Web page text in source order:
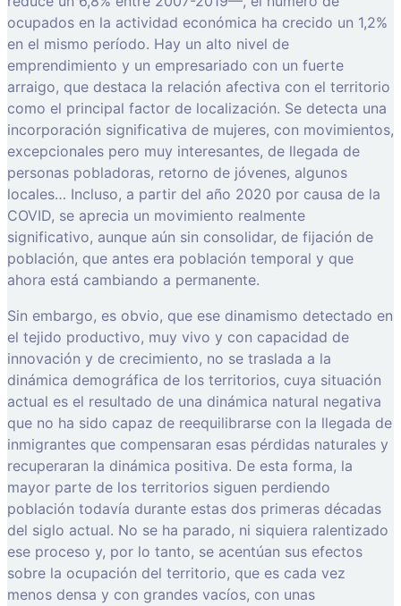
ocupados en la actividad económica ha crecido un 1,2%
en el mismo período. Hay un alto nivel de
emprendimiento y un empresariado con un fuerte
arraigo, que destaca la relación afectiva con el territorio
como el principal factor de localización. Se detecta una
incorporación significativa de mujeres, con movimientos,
excepcionales pero muy interesantes, de llegada de
personas pobladoras, retorno de jóvenes, algunos
locales… Incluso, a partir del año 2020 por causa de la
COVID, se aprecia un movimiento realmente
significativo, aunque aún sin consolidar, de fijación de
población, que antes era población temporal y que
ahora está cambiando a permanente.
Sin embargo, es obvio, que ese dinamismo detectado en
el tejido productivo, muy vivo y con capacidad de
innovación y de crecimiento, no se traslada a la
dinámica demográfica de los territorios, cuya situación
actual es el resultado de una dinámica natural negativa
que no ha sido capaz de reequilibrarse con la llegada de
inmigrantes que compensaran esas pérdidas naturales y
recuperaran la dinámica positiva. De esta forma, la
mayor parte de los territorios siguen perdiendo
población todavía durante estas dos primeras décadas
del siglo actual. No se ha parado, ni siquiera ralentizado
ese proceso y, por lo tanto, se acentúan sus efectos
sobre la ocupación del territorio, que es cada vez
menos densa y con grandes vacíos, con unas